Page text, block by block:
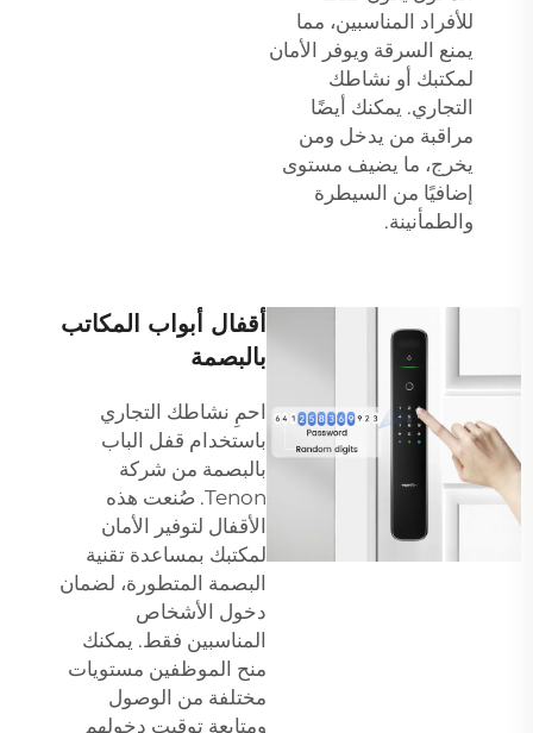
للأفراد المناسبين، مما
يمنع السرقة ويوفر الأمان
لمكتبك أو نشاطك
التجاري. يمكنك أيضًا
مراقبة من يدخل ومن
يخرج، ما يضيف مستوى
إضافيًا من السيطرة
والطمأنينة.
أقفال أبواب المكاتب
بالبصمة
احمِ نشاطك التجاري
باستخدام قفل الباب
بالبصمة من شركة
Tenon. صُنعت هذه
الأقفال لتوفير الأمان
لمكتبك بمساعدة تقنية
البصمة المتطورة، لضمان
دخول الأشخاص
المناسبين فقط. يمكنك
منح الموظفين مستويات
مختلفة من الوصول
ومتابعة توقيت دخولهم